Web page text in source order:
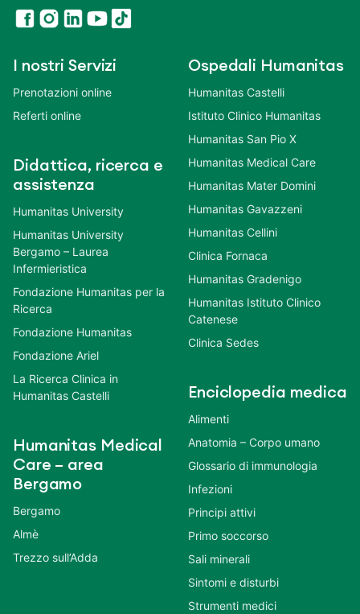
I nostri Servizi
Prenotazioni online
Referti online
Didattica, ricerca e
assistenza
Humanitas University
Humanitas University
Bergamo – Laurea
Infermieristica
Fondazione Humanitas per la
Ricerca
Fondazione Humanitas
Fondazione Ariel
La Ricerca Clinica in
Humanitas Castelli
Humanitas Medical
Care – area
Bergamo
Bergamo
Almè
Trezzo sull’Adda
Ospedali Humanitas
Humanitas Castelli
Istituto Clinico Humanitas
Humanitas San Pio X
Humanitas Medical Care
Humanitas Mater Domini
Humanitas Gavazzeni
Humanitas Cellini
Clinica Fornaca
Humanitas Gradenigo
Humanitas Istituto Clinico
Catenese
Clinica Sedes
Enciclopedia medica
Alimenti
Anatomia – Corpo umano
Glossario di immunologia
Infezioni
Principi attivi
Primo soccorso
Sali minerali
Sintomi e disturbi
Strumenti medici